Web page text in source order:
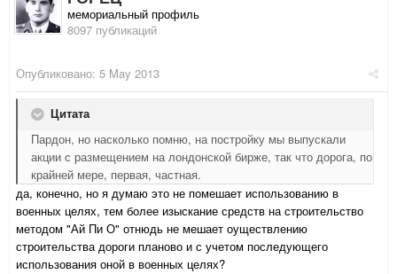
мемориальный профиль
8097 публикаций
Опубликовано: 5 May 2013
Цитата
Пардон, но насколько помню, на постройку мы выпускали
акции с размещением на лондонской бирже, так что дорога, по
крайней мере, первая, частная.
да, конечно, но я думаю это не помешает использованию в
военных целях, тем более изыскание средств на строительство
методом "Ай Пи О" отнюдь не мешает оуществлению
строительства дороги планово и с учетом последующего
использования оной в военных целях?